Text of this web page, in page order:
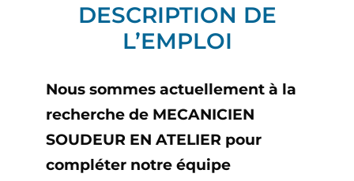
DESCRIPTION DE
L’EMPLOI
Nous sommes actuellement à la
recherche de MECANICIEN
SOUDEUR EN ATELIER pour
compléter notre équipe